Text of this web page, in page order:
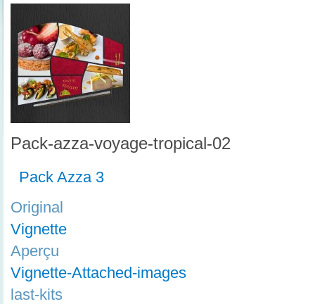
Pack-azza-voyage-tropical-02
Pack Azza 3
Original
Vignette
Aperçu
Vignette-Attached-images
last-kits